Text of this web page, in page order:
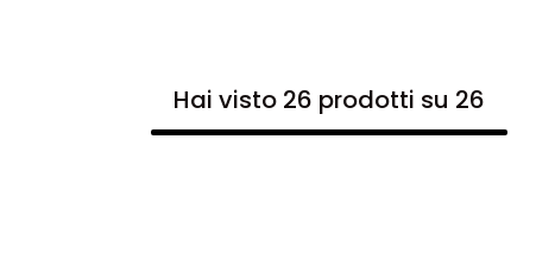
Hai visto 26 prodotti su 26